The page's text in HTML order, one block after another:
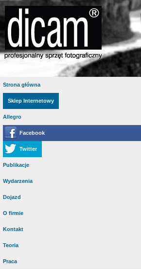
Strona główna
Sklep Internetowy
Allegro
Facebook
Twitter
Publikacje
Wydarzenia
Dojazd
O firmie
Kontakt
Teoria
Praca